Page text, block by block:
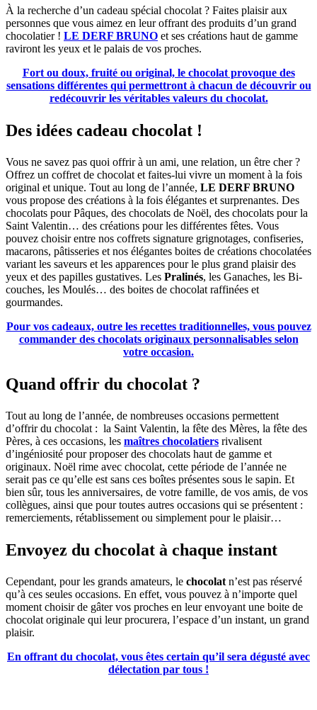
À la recherche d’un cadeau spécial chocolat ? Faites plaisir aux
personnes que vous aimez en leur offrant des produits d’un grand
chocolatier ! LE DERF BRUNO et ses créations haut de gamme
raviront les yeux et le palais de vos proches.
Fort ou doux, fruité ou original, le chocolat provoque des
sensations différentes qui permettront à chacun de découvrir ou
redécouvrir les véritables valeurs du chocolat.
Des idées cadeau chocolat !
Vous ne savez pas quoi offrir à un ami, une relation, un être cher ?
Offrez un coffret de chocolat et faites-lui vivre un moment à la fois
original et unique. Tout au long de l’année, LE DERF BRUNO
vous propose des créations à la fois élégantes et surprenantes. Des
chocolats pour Pâques, des chocolats de Noël, des chocolats pour la
Saint Valentin… des créations pour les différentes fêtes. Vous
pouvez choisir entre nos coffrets signature grignotages, confiseries,
macarons, pâtisseries et nos élégantes boites de créations chocolatées
variant les saveurs et les apparences pour le plus grand plaisir des
yeux et des papilles gustatives. Les Pralinés, les Ganaches, les Bi-
couches, les Moulés… des boites de chocolat raffinées et
gourmandes.
Pour vos cadeaux, outre les recettes traditionnelles, vous pouvez
commander des chocolats originaux personnalisables selon
votre occasion.
Quand offrir du chocolat ?
Tout au long de l’année, de nombreuses occasions permettent
d’offrir du chocolat : la Saint Valentin, la fête des Mères, la fête des
Pères, à ces occasions, les maîtres chocolatiers rivalisent
d’ingéniosité pour proposer des chocolats haut de gamme et
originaux. Noël rime avec chocolat, cette période de l’année ne
serait pas ce qu’elle est sans ces boîtes présentes sous le sapin. Et
bien sûr, tous les anniversaires, de votre famille, de vos amis, de vos
collègues, ainsi que pour toutes autres occasions qui se présentent :
remerciements, rétablissement ou simplement pour le plaisir…
Envoyez du chocolat à chaque instant
Cependant, pour les grands amateurs, le chocolat n’est pas réservé
qu’à ces seules occasions. En effet, vous pouvez à n’importe quel
moment choisir de gâter vos proches en leur envoyant une boite de
chocolat originale qui leur procurera, l’espace d’un instant, un grand
plaisir.
En offrant du chocolat, vous êtes certain qu’il sera dégusté avec
délectation par tous !